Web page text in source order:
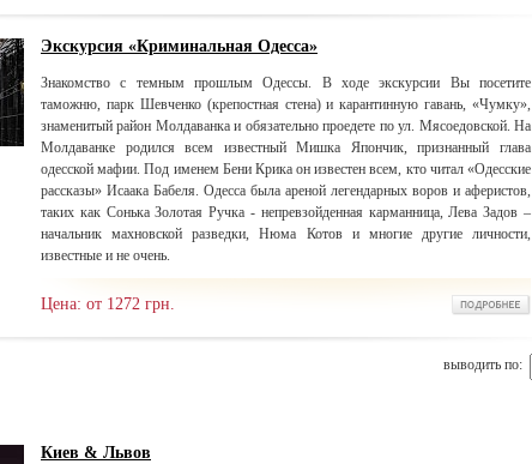
Экскурсия «Криминальная Одесса»
Знакомство с темным прошлым Одессы. В ходе экскурсии Вы посетите
таможню, парк Шевченко (крепостная стена) и карантинную гавань, «Чумку»,
знаменитый район Молдаванка и обязательно проедете по ул. Мясоедовской. На
Молдаванке родился всем известный Мишка Япончик, признанный глава
одесской мафии. Под именем Бени Крика он известен всем, кто читал «Одесские
рассказы» Исаака Бабеля. Одесса была ареной легендарных воров и аферистов,
таких как Сонька Золотая Ручка - непревзойденная карманница, Лева Задов –
начальник махновской разведки, Нюма Котов и многие другие личности,
известные и не очень.
Цена: от 1272 грн.
выводить по:
Киев & Львов